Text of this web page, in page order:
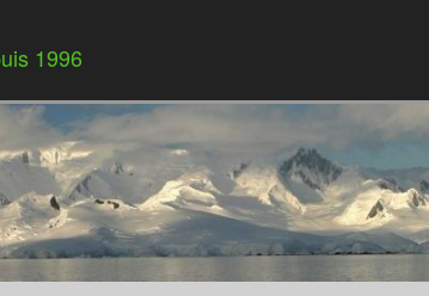
1996